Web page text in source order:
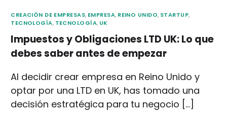
CREACIÓN DE EMPRESAS, EMPRESA, REINO UNIDO, STARTUP,
TECNOLOGÍA, TECNOLOGÍA, UK
Impuestos y Obligaciones LTD UK: Lo que
debes saber antes de empezar
Al decidir crear empresa en Reino Unido y
optar por una LTD en UK, has tomado una
decisión estratégica para tu negocio […]